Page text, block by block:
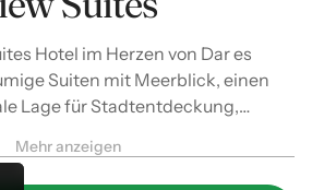
Hotel im Herzen von Dar es
Suiten mit Meerblick, einen
Lage für Stadtentdeckung,
Lage verbinden möchten.
Mehr anzeigen